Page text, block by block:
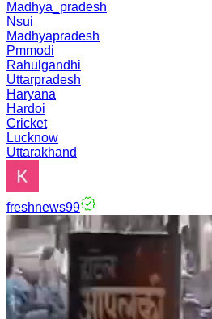
Madhya_pradesh
Nsui
Madhyapradesh
Pmmodi
Rahulgandhi
Uttarpradesh
Haryana
Hardoi
Cricket
Lucknow
Uttarakhand
freshnews99